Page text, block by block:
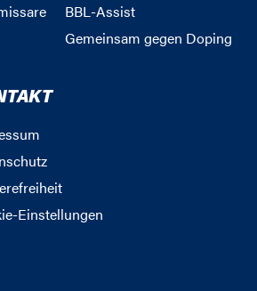
BBL-Assist
Gemeinsam gegen Doping
Einstellungen